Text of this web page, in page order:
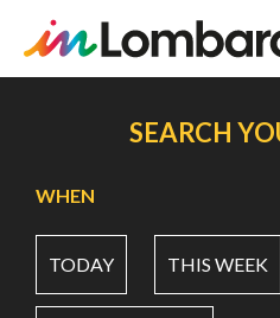
content
SEARCH
WHEN
TODAY THIS WEEK